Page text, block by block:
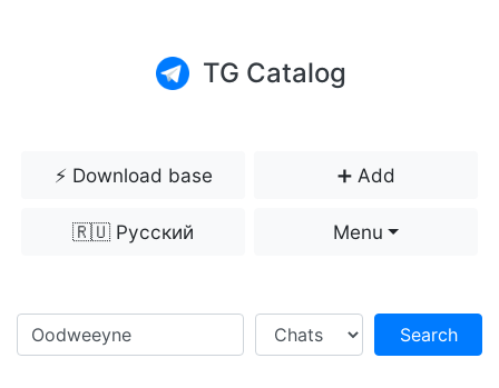
TG Catalog
⚡️ Download base ➕ Add
🇷🇺 Русский Menu
Search